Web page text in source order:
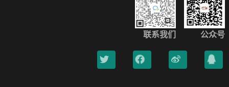
联系我们 公众号